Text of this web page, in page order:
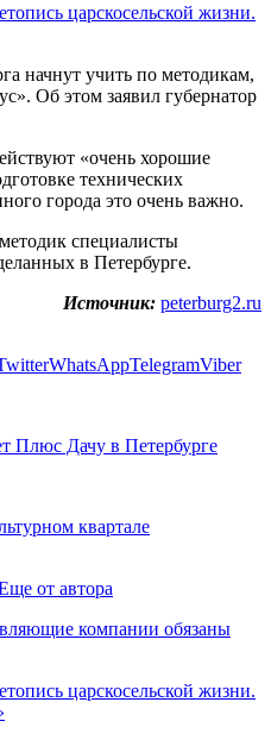
царскосельской жизни.
начнут учить по методикам,
Об этом заявил губернатор
«очень хорошие
технических
города это очень важно.
специалисты
в Петербурге.
Источник: peterburg2.ru
WhatsAppTelegramViber
Плюс Дачу в Петербурге
квартале
от автора
компании обязаны
царскосельской жизни.